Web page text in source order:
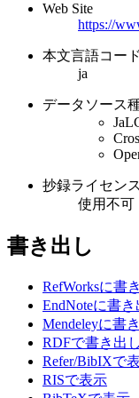
Web Site
https://
本文言語コード
ja
データソース
抄録ライセン
使用不可
書き出し
RefWorksに書
EndNoteに書き
Mendeleyに書
RDFで書き出し
Refer/BibIXで
RISで表示